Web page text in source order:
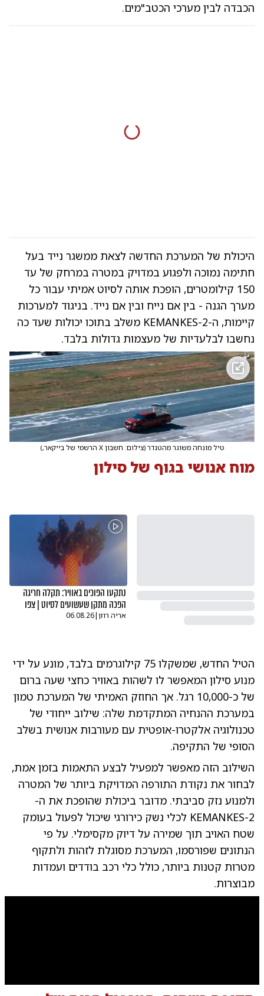
הכבדה לבין מערכי הכטב"מים.
היכולת של המערכת החדשה לצאת ממשגר נייד בעל
חתימה נמוכה ולפגוע במדויק במטרה במרחק של עד
150 קילומטרים, הופכת אותה לסיוט אמיתי עבור כל
מערך הגנה - בין אם נייח ובין אם נייד. בניגוד למערכות
קיימות, ה-KEMANKES-2 משלב בתוכו יכולות שעד כה
נחשבו לבלעדיות של מעצמות גדולות בלבד.
טיל מונחה משוגר מהטנדר(צילום: חשבון X הרשמי של בייקאר, )
מוח אנושי בגוף של סילון
נתקעו הפוכים באוויר: תקלה חריגה
הפכה מתקן שעשועים לסיוט | צפו
אריה רוזן|
06.08.26
הטיל החדש, שמשקלו 75 קילוגרמים בלבד, מונע על ידי
מנוע סילון המאפשר לו לשהות באוויר כחצי שעה ברום
של כ-10,000 רגל. אך החוזק האמיתי של המערכת טמון
במערכת ההנחיה המתקדמת שלה: שילוב ייחודי של
טכנולוגיה אלקטרו-אופטית עם מעורבות אנושית בשלב
הסופי של התקיפה.
השילוב הזה מאפשר למפעיל לבצע התאמות בזמן אמת,
לבחור את נקודת התורפה המדויקת ביותר של המטרה
ולמנוע נזק סביבתי. מדובר ביכולת שהופכת את ה-
KEMANKES-2 לכלי נשק כירורגי שיכול לפעול בעומק
שטח האויב תוך שמירה על דיוק מקסימלי. על פי
הנתונים שפורסמו, המערכת מסוגלת לזהות ולתקוף
מטרות קטנות ביותר, כולל כלי רכב בודדים ועמדות
מבוצרות.